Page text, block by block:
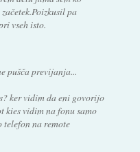
pa
vseh isto.
pušča previjanja...
ker vidim da eni govorijo
kies vidim na fonu samo
na remote